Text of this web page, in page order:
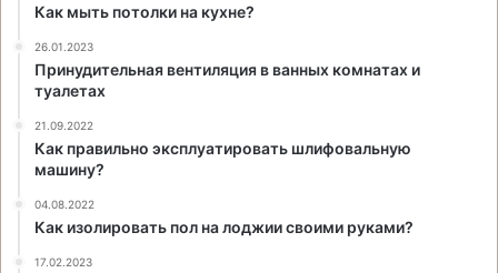
Как мыть потолки на кухне?
26.01.2023
Принудительная вентиляция в ванных комнатах и
туалетах
21.09.2022
Как правильно эксплуатировать шлифовальную
машину?
04.08.2022
Как изолировать пол на лоджии своими руками?
17.02.2023